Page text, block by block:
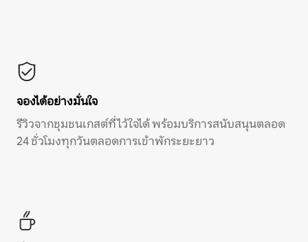
จองได้อย่างมั่นใจ
รีวิวจากชุมชนเกสต์ที่ไว้ใจได้ พร้อมบริการสนับสนุนตลอด
24 ชั่วโมงทุกวันตลอดการเข้าพักระยะยาว